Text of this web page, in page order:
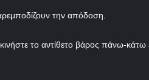
την απόδοση.
το αντίθετο βάρος πάνω-